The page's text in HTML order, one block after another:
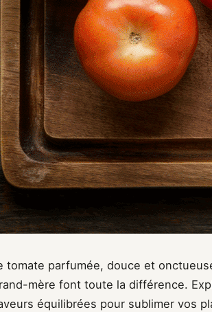
tomate parfumée, douce et
mère font toute la différence.
équilibrées pour sublimer vos